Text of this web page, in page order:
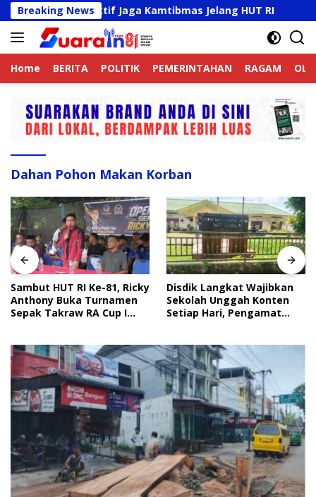
Langsung
ke
konten
Breaking News
Aktif Jaga Kamtibmas Jelang HUT RI Sambut
Home BERITA POLITIK PEMERINTAHAN RAGAM
Dahan Pohon Makan Korban
Sambut HUT RI Ke-81, Ricky
Anthony Buka Turnamen
Sepak Takraw RA Cup I
Disdik Langkat Wajibkan
Sekolah Unggah Konten
Setiap Hari, Pengamat